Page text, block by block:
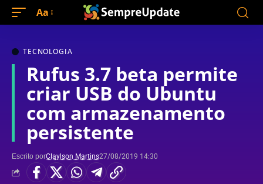
Aa
TECNOLOGIA
Rufus 3.7 beta permite
criar USB do Ubuntu
com armazenamento
persistente
Escrito porClaylson Martins27/08/2019 14:30